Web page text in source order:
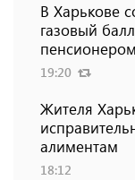
В Харькове
газовый
пенсионером
19:20
Жителя
алиментам
18:12